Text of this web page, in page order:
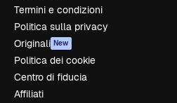
Termini e condizioni
Politica sulla privacy
Originali New
Politica dei cookie
Centro di fiducia
Affiliati